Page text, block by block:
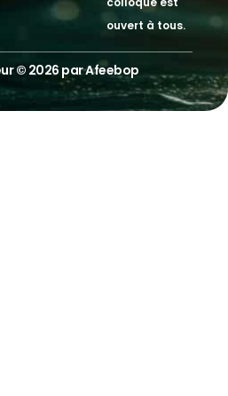
ouvert à tous.
© 2026 parAfeebop